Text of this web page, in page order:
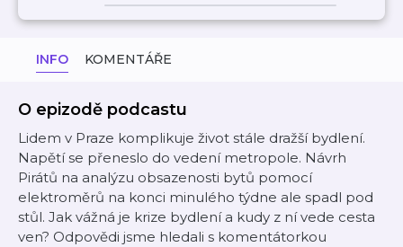
INFO KOMENTÁŘE
O epizodě podcastu
Lidem v Praze komplikuje život stále dražší bydlení.
Napětí se přeneslo do vedení metropole. Návrh
Pirátů na analýzu obsazenosti bytů pomocí
elektroměrů na konci minulého týdne ale spadl pod
stůl. Jak vážná je krize bydlení a kudy z ní vede cesta
ven? Odpovědi jsme hledali s komentátorkou